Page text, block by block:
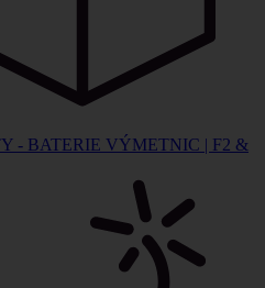
- BATERIE VÝMETNIC | F2 &